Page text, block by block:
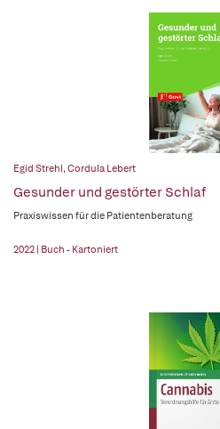
Egid Strehl,Cordula Lebert
Gesunder und gestörter Schlaf
Praxiswissen für die Patientenberatung
2022 | Buch - Kartoniert